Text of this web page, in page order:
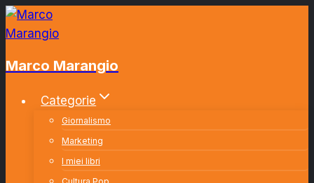
Salta
al
Marco Marangio
Categorie
Giornalismo
Marketing
I miei libri